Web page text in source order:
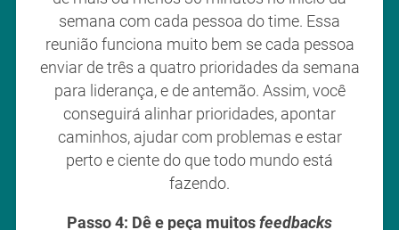
semana com cada pessoa do time. Essa
reunião funciona muito bem se cada pessoa
enviar de três a quatro prioridades da semana
para liderança, e de antemão. Assim, você
conseguirá alinhar prioridades, apontar
caminhos, ajudar com problemas e estar
perto e ciente do que todo mundo está
fazendo.
Passo 4: Dê e peça muitos feedbacks